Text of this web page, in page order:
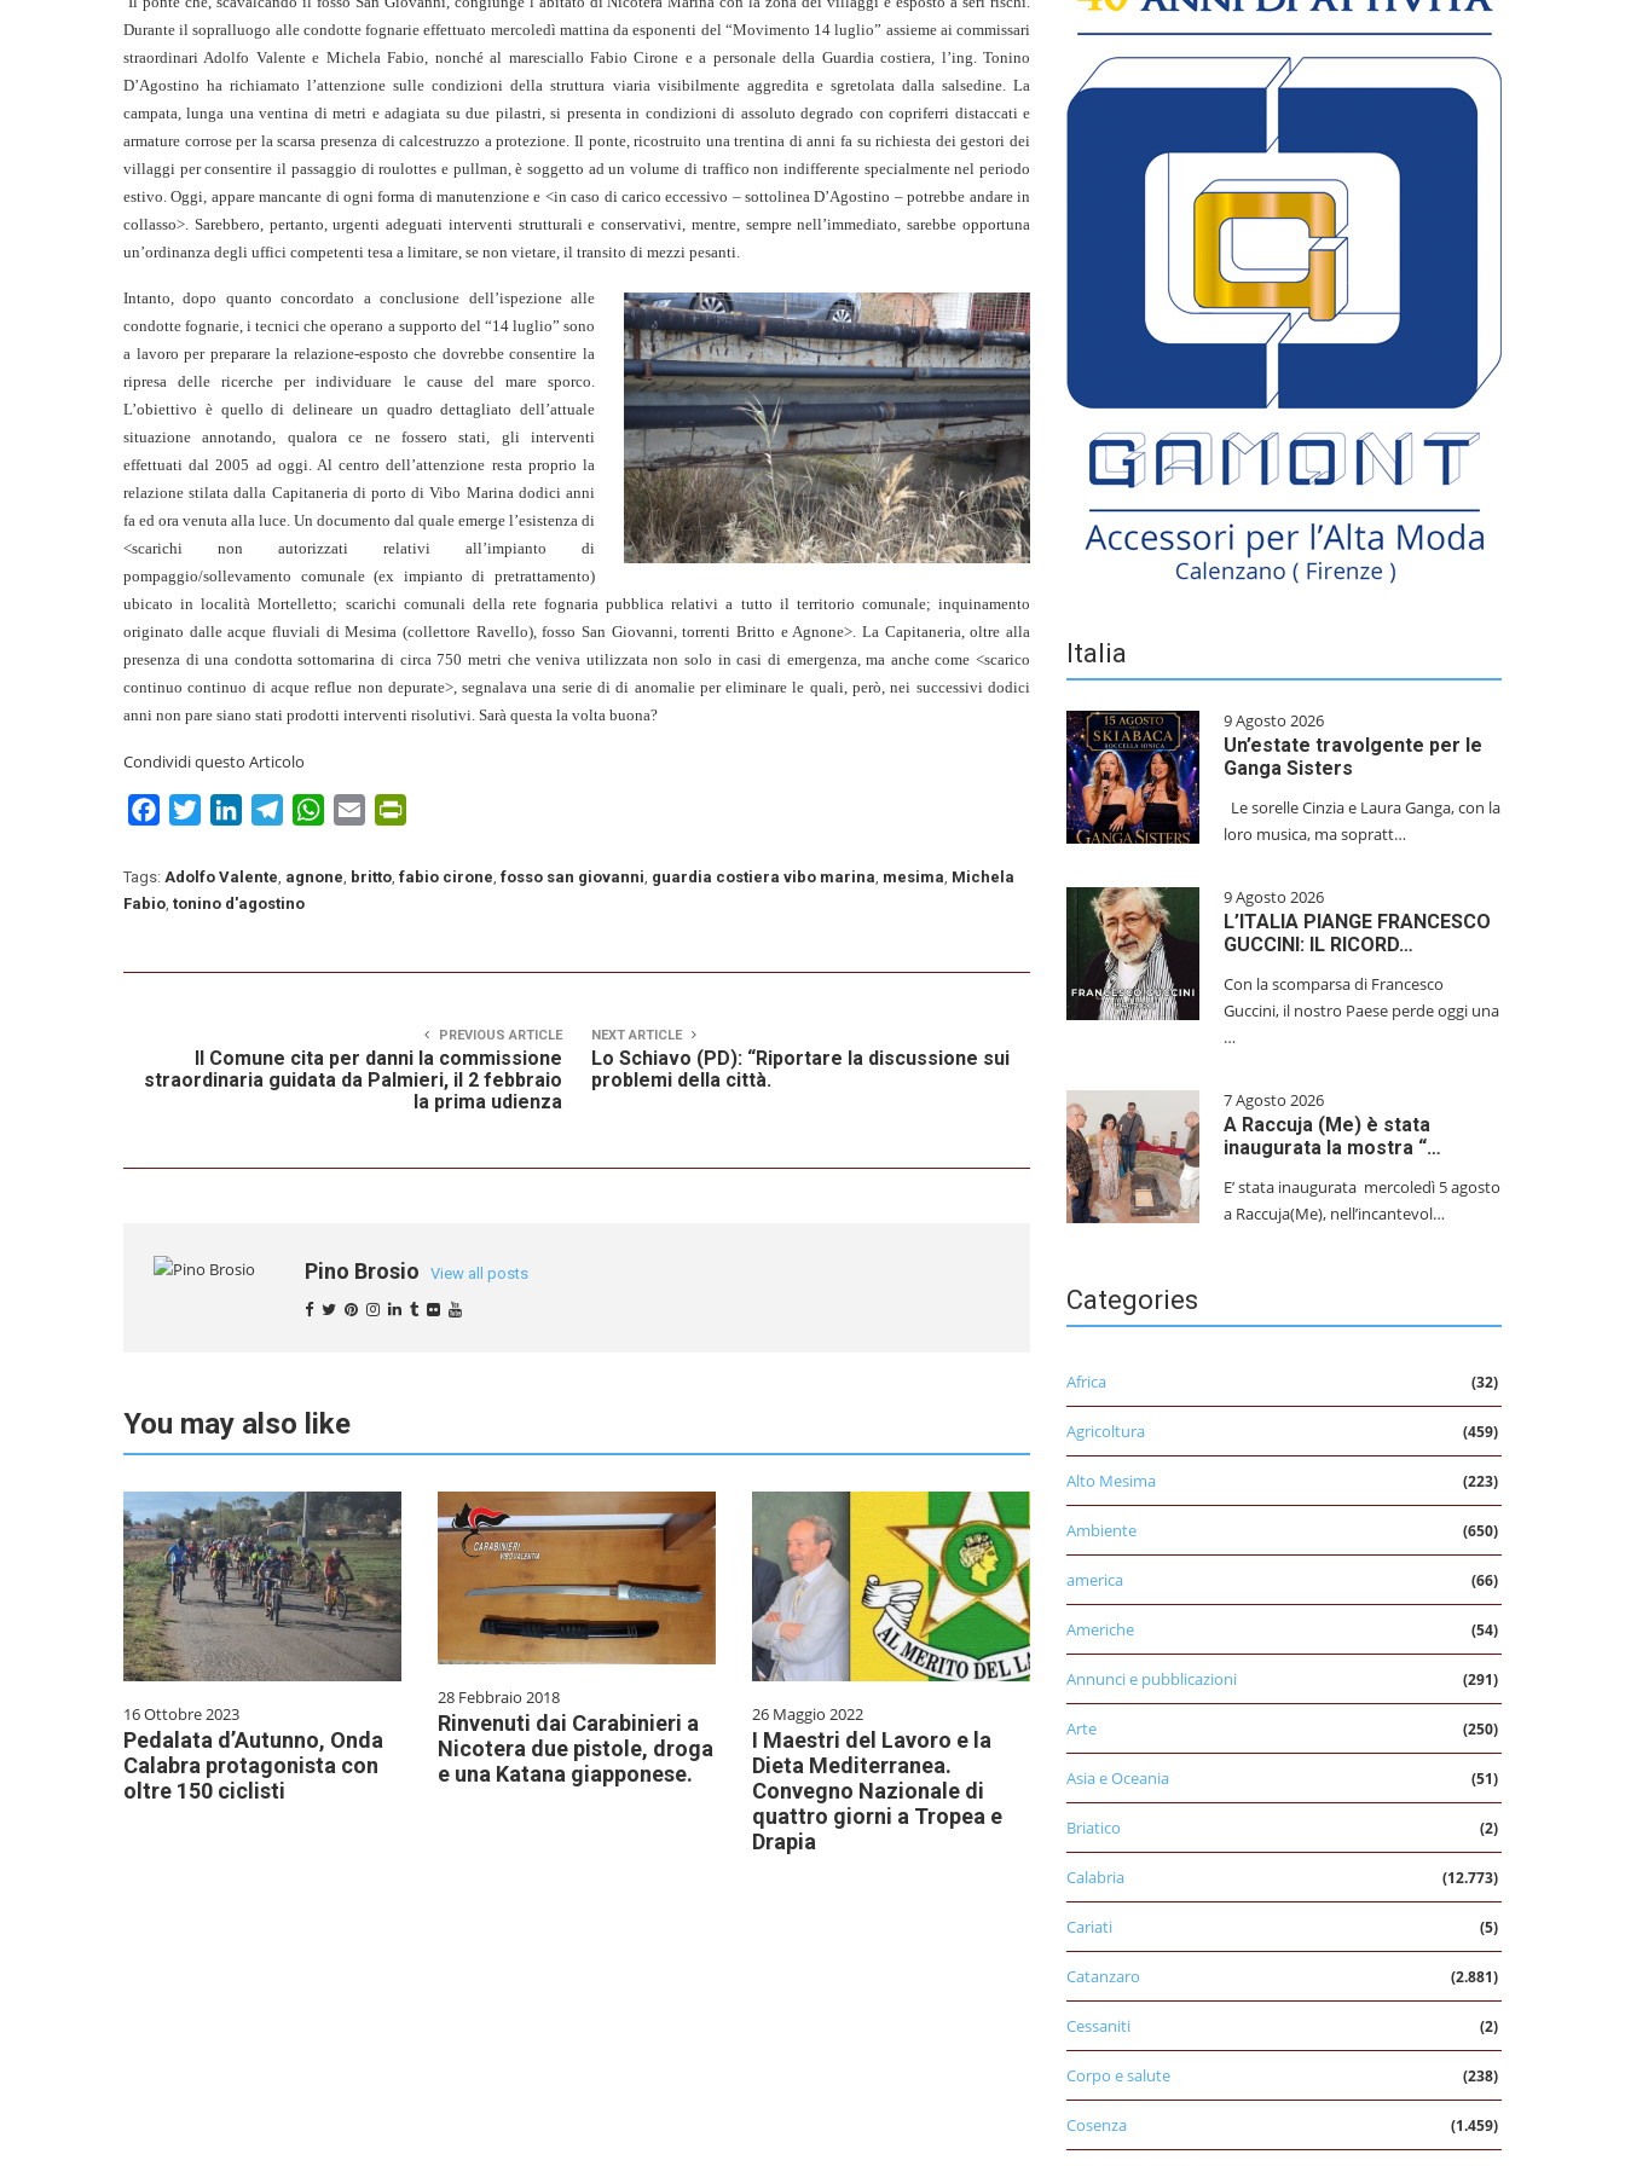
Durante il sopralluogo alle condotte fognarie effettuato mercoledì mattina da esponenti del “Movimento 14 luglio” assieme ai commissari
straordinari Adolfo Valente e Michela Fabio, nonché al maresciallo Fabio Cirone e a personale della Guardia costiera, l’ing. Tonino
D’Agostino ha richiamato l’attenzione sulle condizioni della struttura viaria visibilmente aggredita e sgretolata dalla salsedine. La
campata, lunga una ventina di metri e adagiata su due pilastri, si presenta in condizioni di assoluto degrado con copriferri distaccati e
armature corrose per la scarsa presenza di calcestruzzo a protezione. Il ponte, ricostruito una trentina di anni fa su richiesta dei gestori dei
villaggi per consentire il passaggio di roulottes e pullman, è soggetto ad un volume di traffico non indifferente specialmente nel periodo
estivo. Oggi, appare mancante di ogni forma di manutenzione e <in caso di carico eccessivo – sottolinea D’Agostino – potrebbe andare in
collasso>. Sarebbero, pertanto, urgenti adeguati interventi strutturali e conservativi, mentre, sempre nell’immediato, sarebbe opportuna
un’ordinanza degli uffici competenti tesa a limitare, se non vietare, il transito di mezzi pesanti.
Intanto, dopo quanto concordato a conclusione dell’ispezione alle
condotte fognarie, i tecnici che operano a supporto del “14 luglio” sono
a lavoro per preparare la relazione-esposto che dovrebbe consentire la
ripresa delle ricerche per individuare le cause del mare sporco.
L’obiettivo è quello di delineare un quadro dettagliato dell’attuale
situazione annotando, qualora ce ne fossero stati, gli interventi
effettuati dal 2005 ad oggi. Al centro dell’attenzione resta proprio la
relazione stilata dalla Capitaneria di porto di Vibo Marina dodici anni
fa ed ora venuta alla luce. Un documento dal quale emerge l’esistenza di
<scarichi non autorizzati relativi all’impianto di
pompaggio/sollevamento comunale (ex impianto di pretrattamento)
ubicato in località Mortelletto; scarichi comunali della rete fognaria pubblica relativi a tutto il territorio comunale; inquinamento
originato dalle acque fluviali di Mesima (collettore Ravello), fosso San Giovanni, torrenti Britto e Agnone>. La Capitaneria, oltre alla
presenza di una condotta sottomarina di circa 750 metri che veniva utilizzata non solo in casi di emergenza, ma anche come <scarico
continuo continuo di acque reflue non depurate>, segnalava una serie di di anomalie per eliminare le quali, però, nei successivi dodici
anni non pare siano stati prodotti interventi risolutivi. Sarà questa la volta buona?
Condividi questo Articolo
FacebookTwitterLinkedInTelegramWhatsApp
Email
Tags: Adolfo Valente, agnone, britto, fabio cirone, fosso san giovanni, guardia costiera vibo marina, mesima, Michela
Fabio, tonino d'agostino
PREVIOUS ARTICLE
Il Comune cita per danni la commissione
straordinaria guidata da Palmieri, il 2 febbraio
la prima udienza
NEXT ARTICLE
Lo Schiavo (PD): “Riportare la discussione sui
problemi della città.
Pino Brosio View all posts
You may also like
16 Ottobre 2023
Pedalata d’Autunno, Onda
Calabra protagonista con
oltre 150 ciclisti
28 Febbraio 2018
Rinvenuti dai Carabinieri a
Nicotera due pistole, droga
e una Katana giapponese.
26 Maggio 2022
I Maestri del Lavoro e la
Dieta Mediterranea.
Convegno Nazionale di
quattro giorni a Tropea e
Drapia
Italia
9 Agosto 2026
Un’estate travolgente per le
Ganga Sisters
Le sorelle Cinzia e Laura Ganga, con la
loro musica, ma sopratt…
9 Agosto 2026
L’ITALIA PIANGE FRANCESCO
GUCCINI: IL RICORD…
Con la scomparsa di Francesco
Guccini, il nostro Paese perde oggi una
…
7 Agosto 2026
A Raccuja (Me) è stata
inaugurata la mostra “…
E’ stata inaugurata mercoledì 5 agosto
a Raccuja(Me), nell’incantevol…
Categories
Africa (32)
Agricoltura (459)
Alto Mesima (223)
Ambiente (650)
america (66)
Americhe (54)
Annunci e pubblicazioni (291)
Arte (250)
Asia e Oceania (51)
Briatico (2)
Calabria (12.773)
Cariati (5)
Catanzaro (2.881)
Cessaniti (2)
Corpo e salute (238)
Cosenza (1.459)